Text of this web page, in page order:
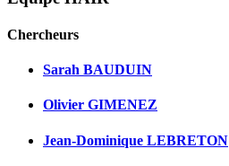
Chercheurs
Sarah BAUDUIN
Olivier GIMENEZ
Jean-Dominique LEBRETON